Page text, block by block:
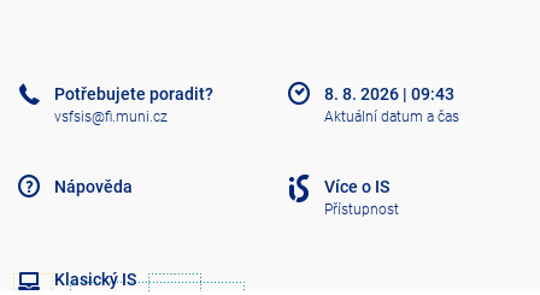
Potřebujete poradit?
vsfsis@fi.muni.cz
Nápověda
Klasický IS
8. 8. 2026 | 09:43
Aktuální datum a čas
Více o IS
Přístupnost